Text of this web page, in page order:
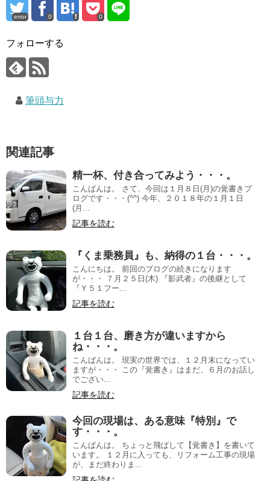
error 0 0
フォローする
筆頭与力
関連記事
精一杯、付き合ってみよう・・・。
こんばんは。 さて、今回は１月８日(月)の覚書きブ
ログです・・・(^^) 今年、２０１８年の１月１日
(月...
記事を読む
『くま乗務員』も、納得の１台・・・。
こんにちは。 前回のブログの続きになります
が・・・ ７月２５日(木) 『影武者』の後継として
『Ｙ５１フー...
記事を読む
１台１台、磨き方が違いますから
ね・・・。
こんばんは。 現実の世界では、１２月末になってい
ますが・・・ この『覚書き』はまだ、６月のお話し
でござい...
記事を読む
今回の現場は、ある意味『特別』で
す・・・。
こんばんは。 ちょっと飛ばして【覚書き】を書いて
います。 １２月に入っても、リフォーム工事の現場
が、まだ終わりま...